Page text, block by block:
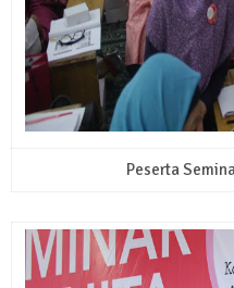
Peserta